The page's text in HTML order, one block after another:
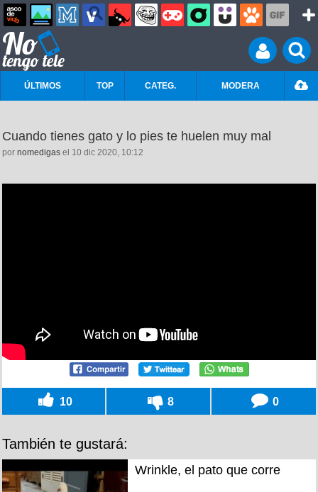
ÚLTIMOS TOP CATEG. MODERA
Cuando tienes gato y lo pies te huelen muy mal
por nomedigas el 10 dic 2020, 10:12
10 8 0
También te gustará:
Wrinkle, el pato que corre